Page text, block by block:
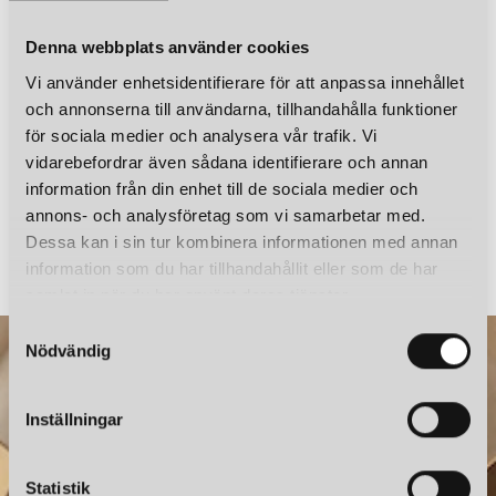
Denna webbplats använder cookies
Vi använder enhetsidentifierare för att anpassa innehållet
och annonserna till användarna, tillhandahålla funktioner
för sociala medier och analysera vår trafik. Vi
vidarebefordrar även sådana identifierare och annan
information från din enhet till de sociala medier och
annons- och analysföretag som vi samarbetar med.
Dessa kan i sin tur kombinera informationen med annan
information som du har tillhandahållit eller som de har
a
k
Nödvändig
Inställningar
Statistik
179 kr
LÄGG I VARUKORGEN
CABLECUP
CABLE CUP CLASSIC VIT
199 kr
CABLECUP
CABLE CUP MINI SVART
199 kr